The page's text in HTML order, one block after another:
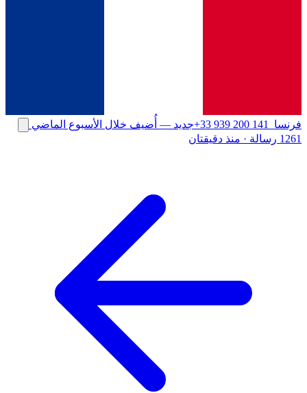
فرنسا +33 939 200 141جديد — أُضيف خلال الأسبوع الماضي
1261 رسالة
· منذ دقيقتان